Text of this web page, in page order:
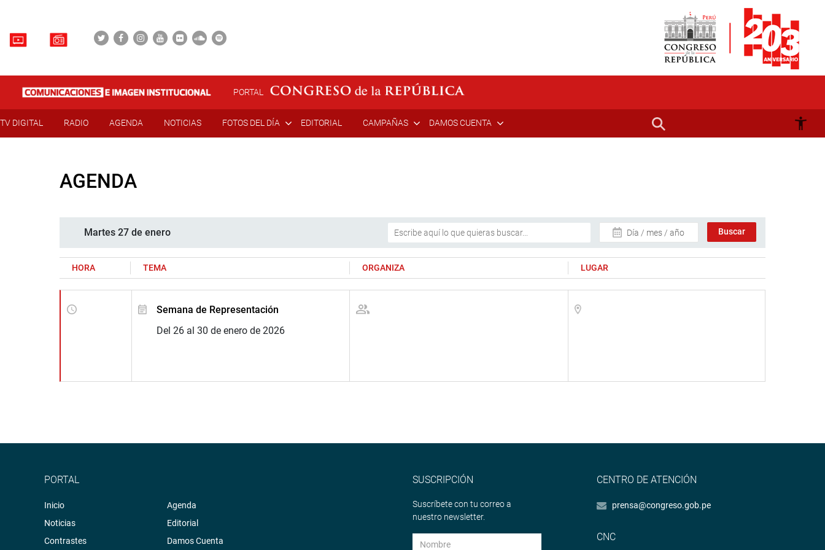
PORTAL
TV DIGITAL RADIO AGENDA NOTICIAS FOTOS DEL DÍA EDITORIAL CAMPAÑAS DAMOS CUENTA
AGENDA
Martes 27 de enero Día / mes / año
HORA TEMA ORGANIZA LUGAR
Semana de Representación
Del 26 al 30 de enero de 2026
PORTAL
Inicio
Noticias
Contrastes
Agenda
Editorial
Damos Cuenta
SUSCRIPCIÓN
Suscríbete con tu correo a
nuestro newsletter.
CENTRO DE ATENCIÓN
prensa@congreso.gob.pe
CNC